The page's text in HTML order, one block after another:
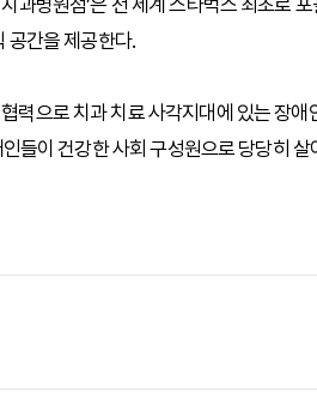
과병원점’은 전 세계 스타벅스 최초로
공간을 제공한다.
력으로 치과 치료 사각지대에 있는 장
들이 건강한 사회 구성원으로 당당히